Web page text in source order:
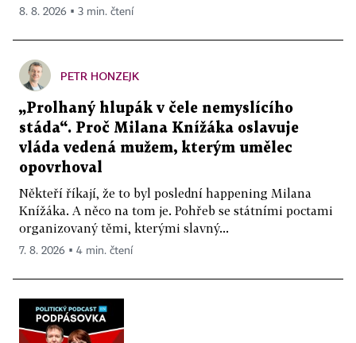
8. 8. 2026 ▪ 3 min. čtení
PETR HONZEJK
„Prolhaný hlupák v čele nemyslícího
stáda“. Proč Milana Knížáka oslavuje
vláda vedená mužem, kterým umělec
opovrhoval
Někteří říkají, že to byl poslední happening Milana
Knížáka. A něco na tom je. Pohřeb se státními poctami
organizovaný těmi, kterými slavný...
7. 8. 2026 ▪ 4 min. čtení